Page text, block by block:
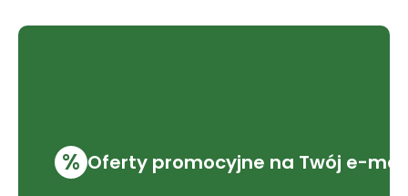
% Oferty promocyjne na Twój e-mail